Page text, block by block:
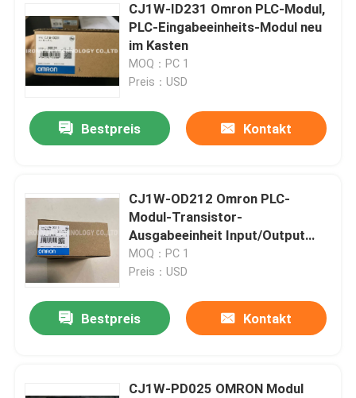
CJ1W-ID231 Omron PLC-Modul,
PLC-Eingabeeinheits-Modul neu
im Kasten
MOQ：PC 1
Preis：USD
Bestpreis Kontakt
CJ1W-OD212 Omron PLC-
Modul-Transistor-
Ausgabeeinheit Input/Output
Plc-Modul
MOQ：PC 1
Preis：USD
Bestpreis Kontakt
CJ1W-PD025 OMRON Modul